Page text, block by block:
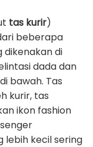
tas kurir)
beberapa
dikenakan di
dada dan
bawah. Tas
kurir, tas
ikon fashion
lebih kecil sering